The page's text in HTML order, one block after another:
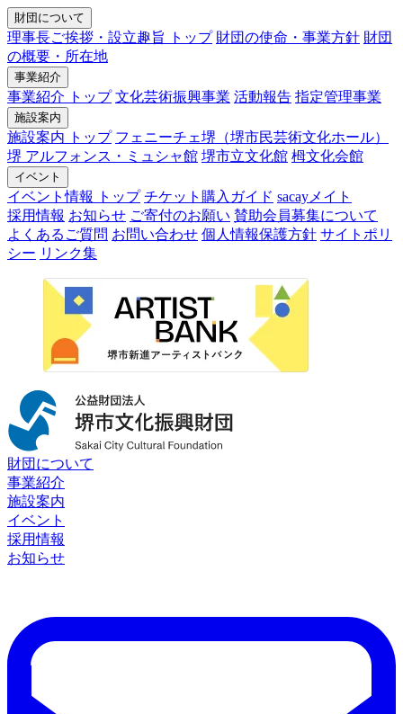
財団について
理事長ご挨拶・設立趣旨 トップ 財団の使命・事業方針 財団
の概要・所在地
事業紹介
事業紹介 トップ 文化芸術振興事業 活動報告 指定管理事業
施設案内
施設案内 トップ フェニーチェ堺（堺市民芸術文化ホール）
堺 アルフォンス・ミュシャ館 堺市立文化館 栂文化会館
イベント
イベント情報 トップ チケット購入ガイド sacayメイト
採用情報 お知らせ ご寄付のお願い 賛助会員募集について
よくあるご質問 お問い合わせ 個人情報保護方針 サイトポリ
シー リンク集
財団について
事業紹介
施設案内
イベント
採用情報
お知らせ